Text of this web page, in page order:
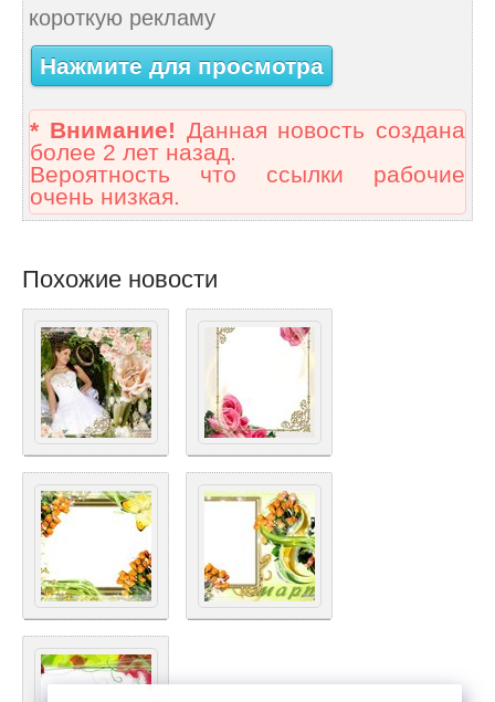
короткую рекламу
Нажмите для просмотра
* Внимание! Данная новость создана
более 2 лет назад.
Вероятность что ссылки рабочие
очень низкая.
Похожие новости